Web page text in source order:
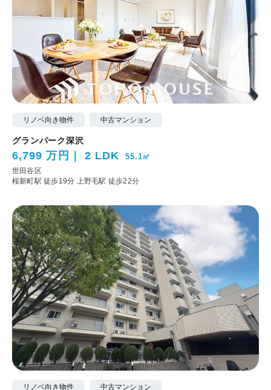
リノベ向き物件 中古マンション
グランパーク深沢
6,799 万円 2 LDK 55.1㎡
世田谷区
桜新町駅 徒歩19分 上野毛駅 徒歩22分
リノベ向き物件 中古マンション